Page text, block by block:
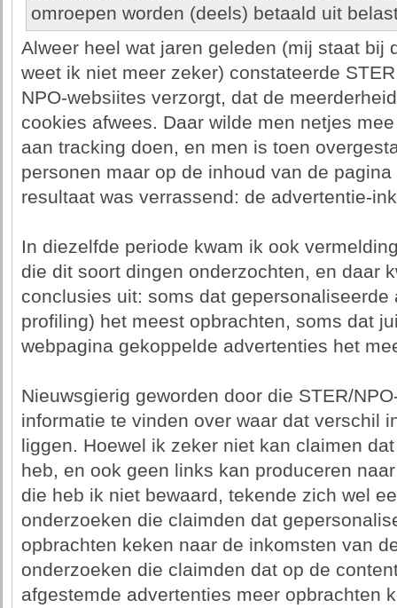
omroepen worden (deels) betaald uit
Alweer heel wat jaren geleden (mij staat bij
weet ik niet meer zeker) constateerde
NPO-websiites verzorgt, dat de
cookies afwees. Daar wilde men netjes
aan tracking doen, en men is toen
personen maar op de inhoud van de
resultaat was verrassend: de advertentie-
In diezelfde periode kwam ik ook
die dit soort dingen onderzochten, en daar
conclusies uit: soms dat
profiling) het meest opbrachten, soms dat
webpagina gekoppelde advertenties het
Nieuwsgierig geworden door die STER/
informatie te vinden over waar dat verschil
liggen. Hoewel ik zeker niet kan claimen
heb, en ook geen links kan produceren
die heb ik niet bewaard, tekende zich wel
onderzoeken die claimden dat
opbrachten keken naar de inkomsten van
onderzoeken die claimden dat op de
afgestemde advertenties meer opbrachten